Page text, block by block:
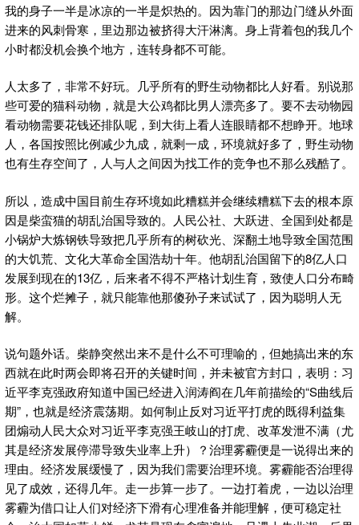
我的身子一半是冰凉的一半是炽热的。因为靠门的那边门缝从外面
进来的风刺骨寒，里边那边被挤得大汗淋漓。身上背着包的我几个
小时都没机会换个地方，连转身都不可能。
人太多了，非常不好玩。几乎所有的野生动物都比人好看。别说那
些可爱的猫科动物，就是大公鸡都比男人漂亮多了。要不去动物园
看动物需要花钱还排队呢，到大街上看人连眼睛都不想睁开。地球
人，各国按照比例减少九成，就剩一成，环境就好多了，野生动物
也有生存空间了，人与人之间因为找工作的竞争也不那么残酷了。
所以，造成中国目前生存环境如此糟糕并会继续糟糕下去的根本原
因是柴蛮猫的胡乱治国导致的。人民公社、大跃进、全国到处都是
小锅炉大炼钢铁导致把几乎所有的树砍光、深翻土地导致全国范围
的大饥荒、文化大革命全国浩劫十年。他胡乱治国留下的8亿人口
发展到现在的13亿，后来者不得不严格计划生育，致使人口分布畸
形。这个烂摊子，就只能靠他那傻孙子来试试了，因为聪明人无
解。
说句题外话。柴静突然出来不是什么不可理喻的，但她搞出来的东
西就在此时两会即将召开的关键时间，并未被官方封口，表明：习
近平李克强政府知道中国已经进入润涛阎在几年前描绘的“S曲线后
期”，也就是经济震荡期。如何制止反对习近平打虎的既得利益集
团煽动人民大众对习近平李克强王岐山的打虎、改革发泄不满（尤
其是经济发展停滞导致失业率上升）？治理雾霾便是一说得出来的
理由。经济发展缓慢了，因为我们需要治理环境。雾霾能否治理得
见了成效，还得几年。走一步算一步了。一边打着虎，一边以治理
雾霾为借口让人们对经济下滑有心理准备并能理解，便可稳定社